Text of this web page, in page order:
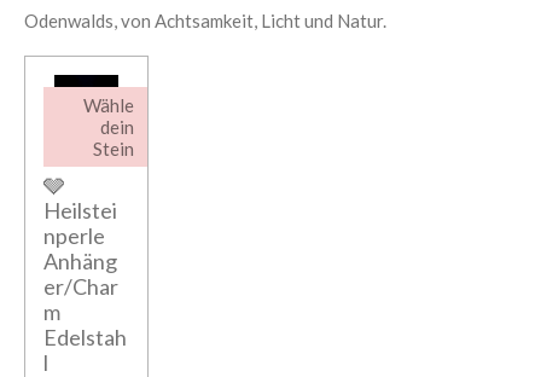
Odenwalds, von Achtsamkeit, Licht und Natur.
Wähle
dein
Stein
🩶
Heilstei
nperle
Anhäng
er/Char
m
Edelstah
l